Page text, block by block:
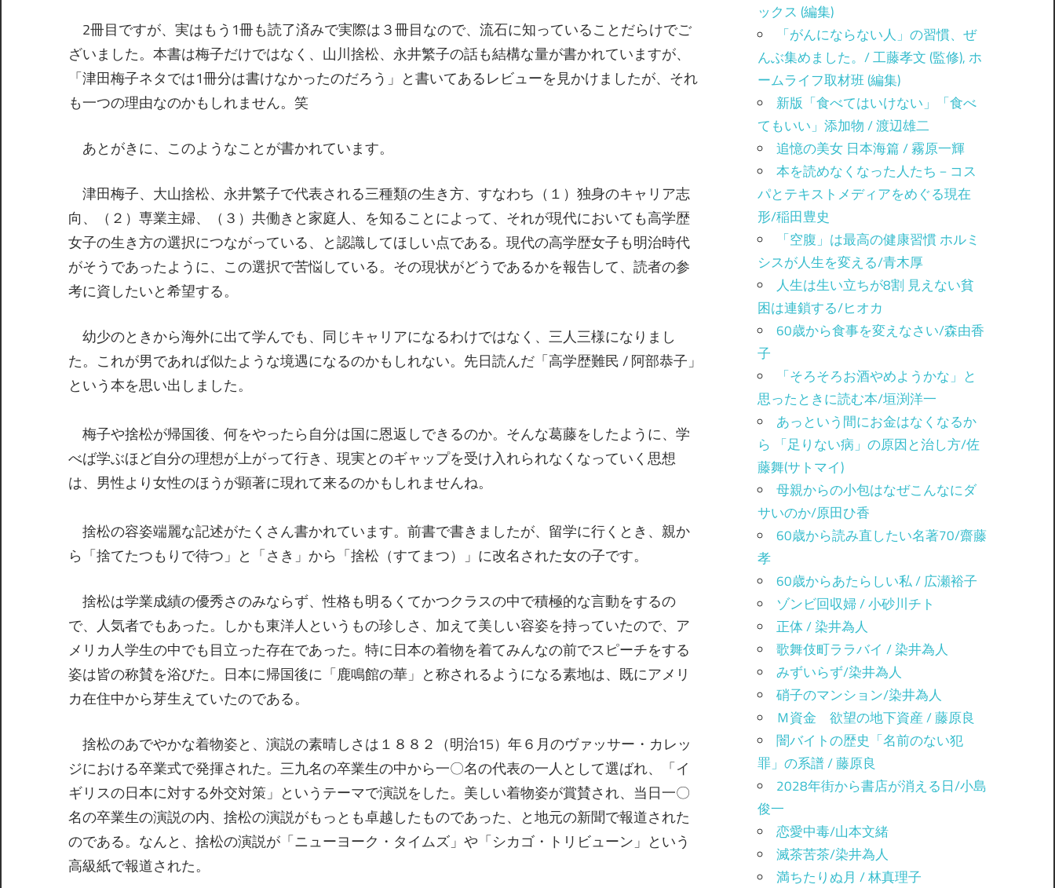
2冊目ですが、実はもう1冊も読了済みで実際は３冊目なので、流石に知っていることだらけでご
ざいました。本書は梅子だけではなく、山川捨松、永井繁子の話も結構な量が書かれていますが、
「津田梅子ネタでは1冊分は書けなかったのだろう」と書いてあるレビューを見かけましたが、それ
も一つの理由なのかもしれません。笑
あとがきに、このようなことが書かれています。
津田梅子、大山捨松、永井繁子で代表される三種類の生き方、すなわち（１）独身のキャリア志
向、（２）専業主婦、（３）共働きと家庭人、を知ることによって、それが現代においても高学歴
女子の生き方の選択につながっている、と認識してほしい点である。現代の高学歴女子も明治時代
がそうであったように、この選択で苦悩している。その現状がどうであるかを報告して、読者の参
考に資したいと希望する。
幼少のときから海外に出て学んでも、同じキャリアになるわけではなく、三人三様になりまし
た。これが男であれば似たような境遇になるのかもしれない。先日読んだ「高学歴難民 / 阿部恭子」
という本を思い出しました。
梅子や捨松が帰国後、何をやったら自分は国に恩返しできるのか。そんな葛藤をしたように、学
べば学ぶほど自分の理想が上がって行き、現実とのギャップを受け入れられなくなっていく思想
は、男性より女性のほうが顕著に現れて来るのかもしれませんね。
捨松の容姿端麗な記述がたくさん書かれています。前書で書きましたが、留学に行くとき、親か
ら「捨てたつもりで待つ」と「さき」から「捨松（すてまつ）」に改名された女の子です。
捨松は学業成績の優秀さのみならず、性格も明るくてかつクラスの中で積極的な言動をするの
で、人気者でもあった。しかも東洋人というもの珍しさ、加えて美しい容姿を持っていたので、ア
メリカ人学生の中でも目立った存在であった。特に日本の着物を着てみんなの前でスピーチをする
姿は皆の称賛を浴びた。日本に帰国後に「鹿鳴館の華」と称されるようになる素地は、既にアメリ
カ在住中から芽生えていたのである。
捨松のあでやかな着物姿と、演説の素晴しさは１８８２（明治15）年６月のヴァッサー・カレッ
ジにおける卒業式で発揮された。三九名の卒業生の中から一〇名の代表の一人として選ばれ、「イ
ギリスの日本に対する外交対策」というテーマで演説をした。美しい着物姿が賞賛され、当日一〇
名の卒業生の演説の内、捨松の演説がもっとも卓越したものであった、と地元の新聞で報道された
のである。なんと、捨松の演説が「ニューヨーク・タイムズ」や「シカゴ・トリビューン」という
高級紙で報道された。
ックス (編集)
「がんにならない人」の習慣、ぜ
んぶ集めました。/ 工藤孝文 (監修), ホ
ームライフ取材班 (編集)
新版「食べてはいけない」「食べ
てもいい」添加物 / 渡辺雄二
追憶の美女 日本海篇 / 霧原一輝
本を読めなくなった人たち－コス
パとテキストメディアをめぐる現在
形/稲田豊史
「空腹」は最高の健康習慣 ホルミ
シスが人生を変える/青木厚
人生は生い立ちが8割 見えない貧
困は連鎖する/ヒオカ
60歳から食事を変えなさい/森由香
子
「そろそろお酒やめようかな」と
思ったときに読む本/垣渕洋一
あっという間にお金はなくなるか
ら 「足りない病」の原因と治し方/佐
藤舞(サトマイ)
母親からの小包はなぜこんなにダ
サいのか/原田ひ香
60歳から読み直したい名著70/齋藤
孝
60歳からあたらしい私 / 広瀬裕子
ゾンビ回収婦 / 小砂川チト
正体 / 染井為人
歌舞伎町ララバイ / 染井為人
みずいらず/染井為人
硝子のマンション/染井為人
Ｍ資金 欲望の地下資産 / 藤原良
闇バイトの歴史「名前のない犯
罪」の系譜 / 藤原良
2028年街から書店が消える日/小島
俊一
恋愛中毒/山本文緒
滅茶苦茶/染井為人
満ちたりぬ月 / 林真理子